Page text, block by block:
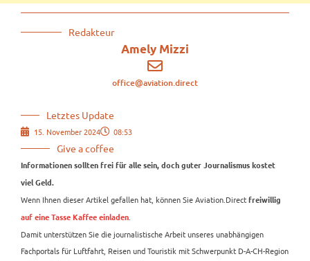
Redakteur
Amely Mizzi
office@aviation.direct
Letztes Update
15. November 2024 08:53
Give a coffee
Informationen sollten frei für alle sein, doch guter Journalismus kostet
viel Geld.
Wenn Ihnen dieser Artikel gefallen hat, können Sie Aviation.Direct freiwillig
auf eine Tasse Kaffee einladen
Damit unterstützen Sie die journalistische Arbeit unseres unabhängigen
Fachportals für Luftfahrt, Reisen und Touristik mit Schwerpunkt D-A-CH-Region